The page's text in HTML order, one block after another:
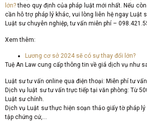
lớn?theo quy định của pháp luật mới nhất. Nếu
cần hỗ trợ pháp lý khác, vui lòng liên hệ ngay Luật
Luật sư chuyên nghiệp, tư vấn miễn phí –
Xem thêm:
Lương cơ sở 2024 sẽ có sự thay đổi lớn?
Tuệ An Law cung cấp thông tin về giá dịch vụ như
Luật sư tư vấn online qua điện thoại: Miễn phí tư vấn.
Dịch vụ luật sư tư vấn trực tiếp tại văn phòng: Từ
Luật sư chính.
Dịch vụ Luật sư thực hiện soạn thảo giấy tờ pháp
tập chứng cứ,…